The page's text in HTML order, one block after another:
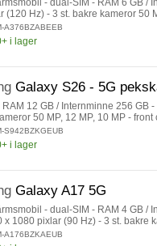
- dual-SIM - RAM 6 GB /
(120 Hz) - 3 st. bakre kameror 50
A376BZABEEB
i lager
Galaxy S26 - 5G
RAM 12 GB / Internminne 256 GB
50 MP, 12 MP, 10 MP -
S942BZKGEUB
i lager
Galaxy A17 5G
- dual-SIM - RAM 4 GB /
x 1080 pixlar (90 Hz) - 3 st. bakre
A176BZKAEUB